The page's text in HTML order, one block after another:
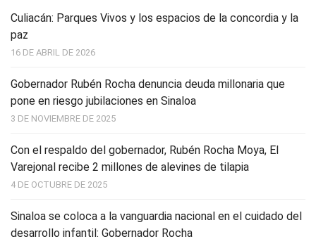
Culiacán: Parques Vivos y los espacios de la concordia y la
paz
16 DE ABRIL DE 2026
Gobernador Rubén Rocha denuncia deuda millonaria que
pone en riesgo jubilaciones en Sinaloa
3 DE NOVIEMBRE DE 2025
Con el respaldo del gobernador, Rubén Rocha Moya, El
Varejonal recibe 2 millones de alevines de tilapia
4 DE OCTUBRE DE 2025
Sinaloa se coloca a la vanguardia nacional en el cuidado del
desarrollo infantil: Gobernador Rocha